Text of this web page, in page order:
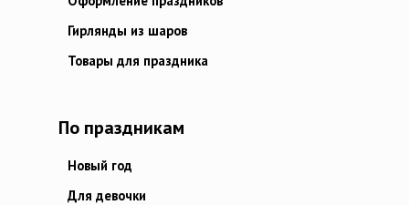
Гирлянды из шаров
Товары для праздника
По праздникам
Новый год
Для девочки